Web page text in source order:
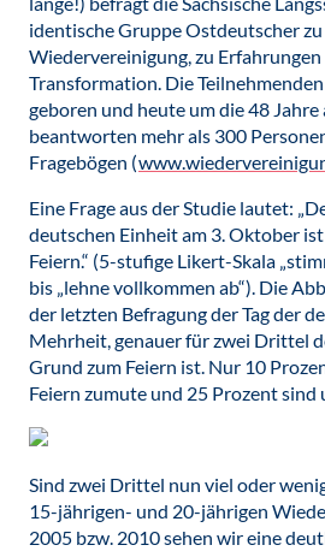
identische Gruppe Ostdeutscher
Wiedervereinigung, zu
Transformation. Die
geboren und heute um die 48 Jahre
beantworten mehr als 300
Fragebögen (
Eine Frage aus der Studie lautet:
deutschen Einheit am 3. Oktober
Feiern.“ (5-stufige Likert-Skala
bis „lehne vollkommen ab“). Die
der letzten Befragung der Tag der
Mehrheit, genauer für zwei Drittel
Grund zum Feiern ist. Nur 10
Feiern zumute und 25 Prozent sind
Sind zwei Drittel nun viel oder
15-jährigen- und 20-jährigen
2005 bzw. 2010 sehen wir eine